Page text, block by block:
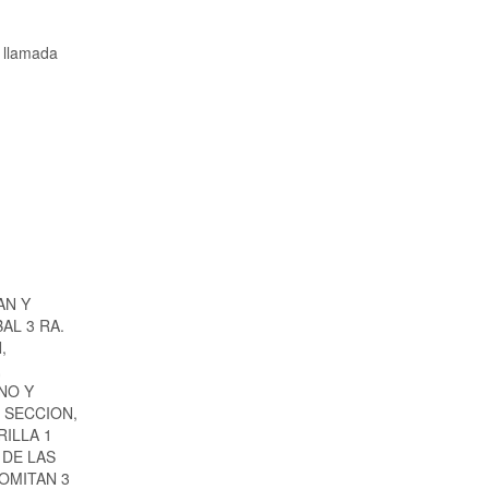
Y
3 RA.
Y
1
LAS
3